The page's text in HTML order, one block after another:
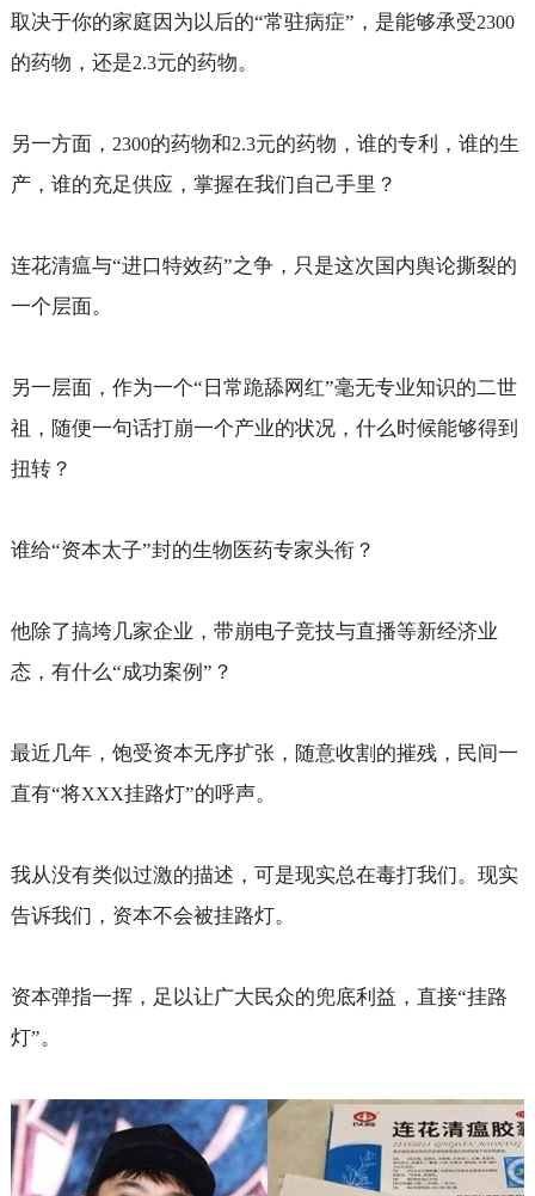
取决于你的家庭因为以后的“常驻病症”，是能够承受2300
的药物，还是2.3元的药物。
另一方面， 2300的药物和2.3元的药物，谁的专利，谁的生
产，谁的充足供应，掌握在我们自己手里？
连花清瘟与“进口特效药”之争，只是这次国内舆论撕裂的
一个层面。
另一层面，作为一个“日常跪舔网红”毫无专业知识的二世
祖，随便一句话打崩一个产业的状况，什么时候能够得到
扭转？
谁给“资本太子”封的生物医药专家头衔？
他除了搞垮几家企业，带崩电子竞技与直播等新经济业
态，有什么“成功案例”？
最近几年，饱受资本无序扩张，随意收割的摧残，民间一
直有“将XXX挂路灯”的呼声。
我从没有类似过激的描述，可是现实总在毒打我们。现实
告诉我们，资本不会被挂路灯。
资本弹指一挥，足以让广大民众的兜底利益，直接“挂路
灯”。